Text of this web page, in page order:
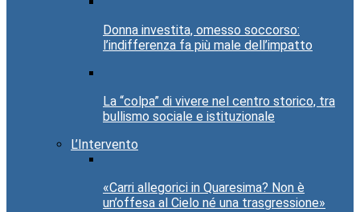
Donna investita, omesso soccorso:
l’indifferenza fa più male dell’impatto
La “colpa” di vivere nel centro storico, tra
bullismo sociale e istituzionale
L’Intervento
«Carri allegorici in Quaresima? Non è
un’offesa al Cielo né una trasgressione»